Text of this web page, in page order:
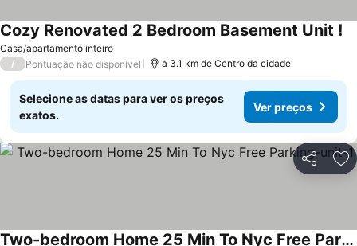
Casa/apartamento inteiro
Cozy Renovated 2 Bedroom Basement Unit !
/ Pontuação não disponível a 3.1 km de Centro da cidade
Selecione as datas para ver os preços
exatos.
Ver preços
Partilhar
Two-bedroom Home 25 Min To Nyc Free Parking-unit-1